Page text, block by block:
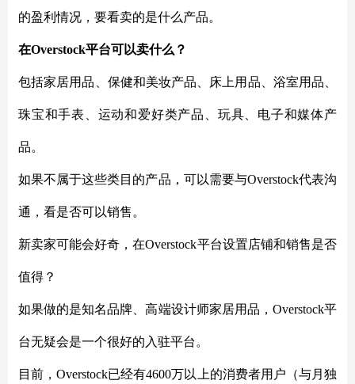
的盈利情况，要看卖的是什么产品。
在Overstock平台可以卖什么？
包括家居用品、保健和美妆产品、床上用品、浴室用品、
珠宝和手表、运动和爱好类产品、玩具、电子和媒体产
品。
如果不属于这些类目的产品，可以需要与Overstock代表沟
通，看是否可以销售。
新卖家可能会好奇，在Overstock平台设置店铺和销售是否
值得？
如果做的是知名品牌、高端设计师家居用品， Overstock平
台无疑会是一个很好的入驻平台。
目前，Overstock已经有4600万以上的消费者用户（与月独